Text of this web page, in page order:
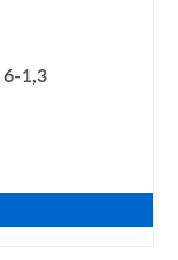
1,3
грн.